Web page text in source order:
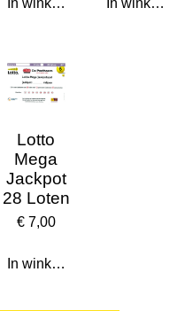
In winkelwagen In
Lotto
Mega
Jackpot
28 Loten
€ 7,00
In winkelwagen